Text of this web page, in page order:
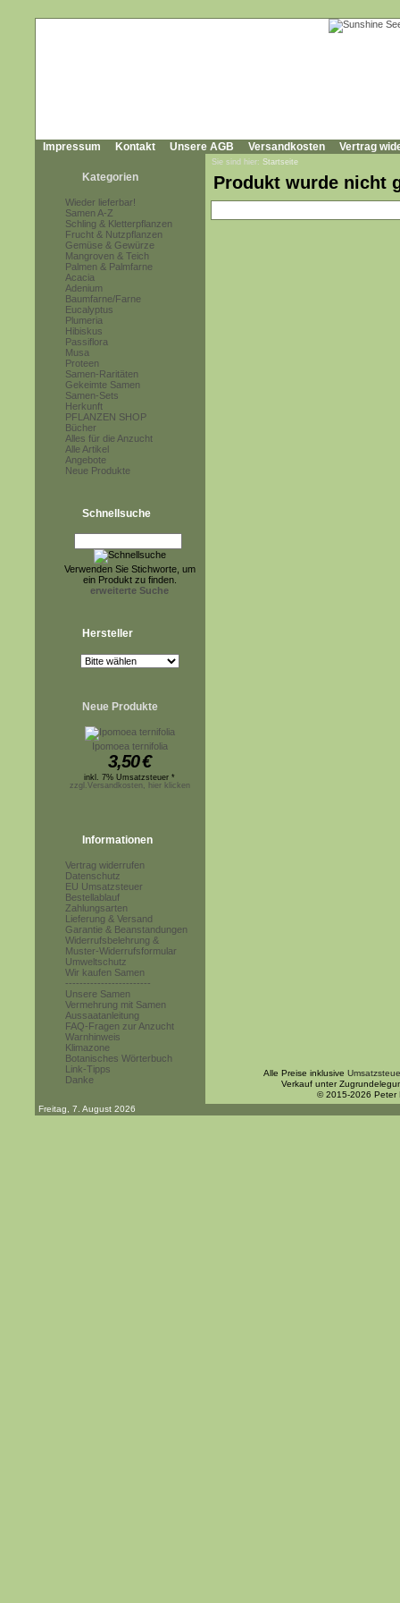
Impressum Kontakt Unsere AGB Versandkosten Vertrag
Kategorien
Wieder lieferbar!
Samen A-Z
Schling & Kletterpflanzen
Frucht & Nutzpflanzen
Gemüse & Gewürze
Mangroven & Teich
Palmen & Palmfarne
Acacia
Adenium
Baumfarne/Farne
Eucalyptus
Plumeria
Hibiskus
Passiflora
Musa
Proteen
Samen-Raritäten
Gekeimte Samen
Samen-Sets
Herkunft
PFLANZEN SHOP
Bücher
Alles für die Anzucht
Alle Artikel
Angebote
Neue Produkte
Schnellsuche
Verwenden Sie Stichworte, um
ein Produkt zu finden.
erweiterte Suche
Hersteller
Neue Produkte
Ipomoea ternifolia
3,50€
inkl. 7% Umsatzsteuer *
zzgl.Versandkosten, hier klicken
Informationen
Vertrag widerrufen
Datenschutz
EU Umsatzsteuer
Bestellablauf
Zahlungsarten
Lieferung & Versand
Garantie & Beanstandungen
Widerrufsbelehrung &
Muster-Widerrufsformular
Umweltschutz
Wir kaufen Samen
------------------------
Unsere Samen
Vermehrung mit Samen
Aussaatanleitung
FAQ-Fragen zur Anzucht
Warnhinweis
Klimazone
Botanisches Wörterbuch
Link-Tipps
Danke
Sie sind hier: Startseite
Produkt wurde nicht
Alle Preise inklusive
Verkauf unter
© 2015-2026 Peter
Freitag, 7. August 2026